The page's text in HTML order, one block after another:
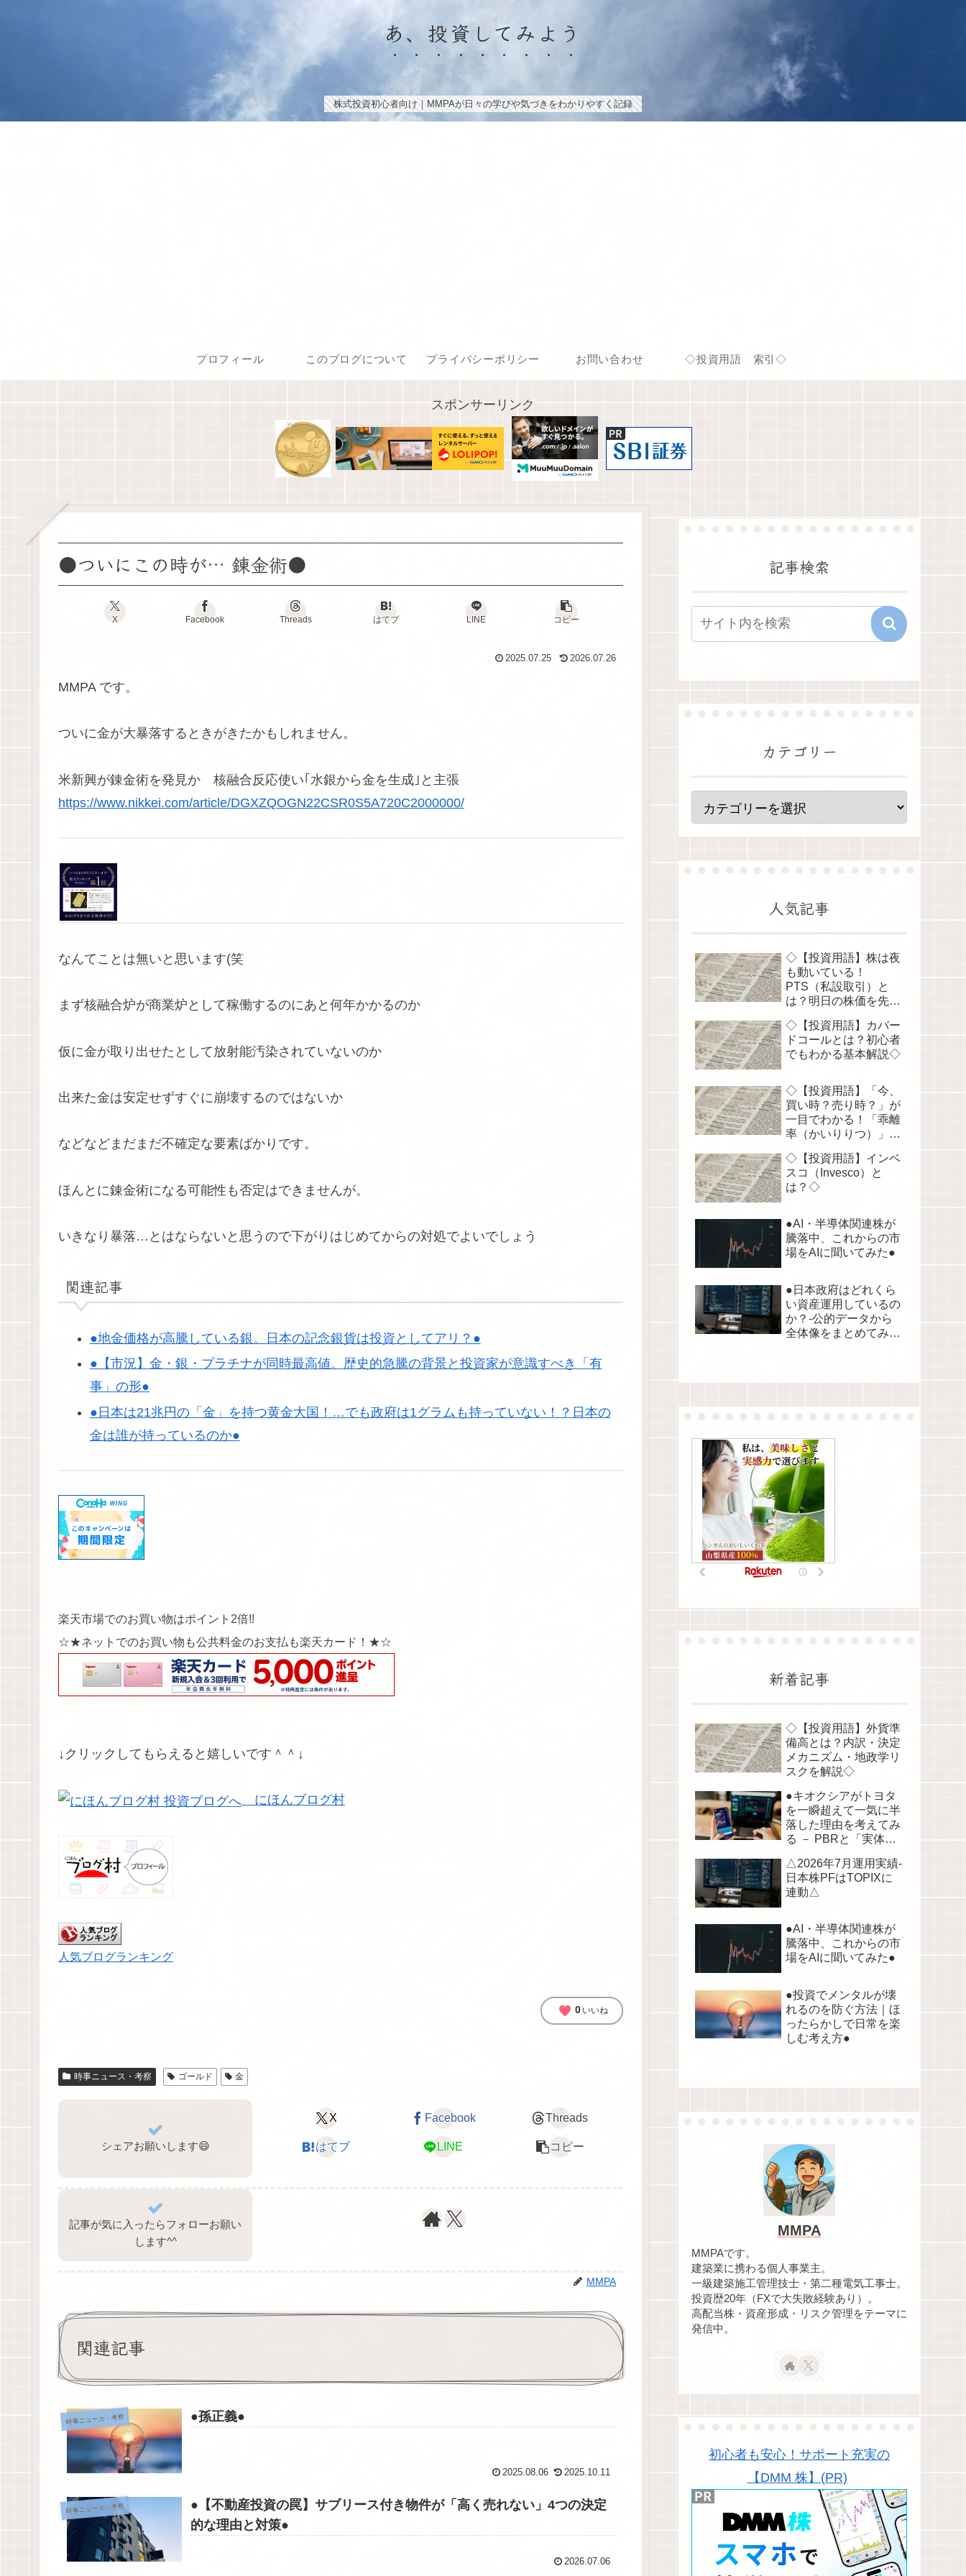
あ、投資してみよう
株式投資初心者向け｜MMPAが日々の学びや気づきをわかりやすく記録
プロフィール このブログについて プライバシーポリシー お問い合わせ ◇投資用語 索引◇
スポンサーリンク
●ついにこの時が… 錬金術●
X Facebook Threads はてブ LINE コピー
2025.07.25 2026.07.26
MMPA です。
ついに金が大暴落するときがきたかもしれません。
米新興が錬金術を発見か 核融合反応使い｢水銀から金を生成｣と主張
https://www.nikkei.com/article/DGXZQOGN22CSR0S5A720C2000000/
なんてことは無いと思います(笑
まず核融合炉が商業炉として稼働するのにあと何年かかるのか
仮に金が取り出せたとして放射能汚染されていないのか
出来た金は安定せずすぐに崩壊するのではないか
などなどまだまだ不確定な要素ばかりです。
ほんとに錬金術になる可能性も否定はできませんが。
いきなり暴落…とはならないと思うので下がりはじめてからの対処でよいでしょう
関連記事
●地金価格が高騰している銀。日本の記念銀貨は投資としてアリ？●
●【市況】金・銀・プラチナが同時最高値。歴史的急騰の背景と投資家が意識すべき「有
事」の形●
●日本は21兆円の「金」を持つ黄金大国！…でも政府は1グラムも持っていない！？日本の
金は誰が持っているのか●
楽天市場でのお買い物はポイント2倍!!
☆★ネットでのお買い物も公共料金のお支払も楽天カード！★☆
↓クリックしてもらえると嬉しいです＾＾↓
にほんブログ村
人気ブログランキング
favorite 0 いいね
時事ニュース・考察 ゴールド 金
シェアお願いします😄
X Facebook Threads
はてブ LINE コピー
記事が気に入ったらフォローお願い
します^⁠^⁠
MMPA
関連記事
時事ニュース・考察 ●孫正義●
2025.08.06 2025.10.11
時事ニュース・考察
●【不動産投資の罠】サブリース付き物件が「高く売れない」4つの決定
的な理由と対策●
2026.07.06
記事検索
カテゴリー
人気記事
◇【投資用語】株は夜
も動いている！
PTS（私設取引）と
は？明日の株価を先読
◇【投資用語】カバー
ドコールとは？初心者
でもわかる基本解説◇
◇【投資用語】「今、
買い時？売り時？」が
一目でわかる！「乖離
率（かいりりつ）」を
◇【投資用語】インベ
スコ（Invesco）と
は？◇
●AI・半導体関連株が
騰落中、これからの市
場をAIに聞いてみた●
●日本政府はどれくら
い資産運用しているの
か？-公的データから
全体像をまとめてみま
新着記事
◇【投資用語】外貨準
備高とは？内訳・決定
メカニズム・地政学リ
スクを解説◇
●キオクシアがトヨタ
を一瞬超えて一気に半
落した理由を考えてみ
る － PBRと「実体資
の構造●
△2026年7月運用実績-
日本株PFはTOPIXに
連動△
●AI・半導体関連株が
騰落中、これからの市
場をAIに聞いてみた●
●投資でメンタルが壊
れるのを防ぐ方法｜ほ
ったらかしで日常を楽
しむ考え方●
MMPA
MMPAです。
建築業に携わる個人事業主。
一級建築施工管理技士・第二種電気工事士。
投資歴20年（FXで大失敗経験あり）。
高配当株・資産形成・リスク管理をテーマに
発信中。
初心者も安心！サポート充実の
【DMM 株】(PR)